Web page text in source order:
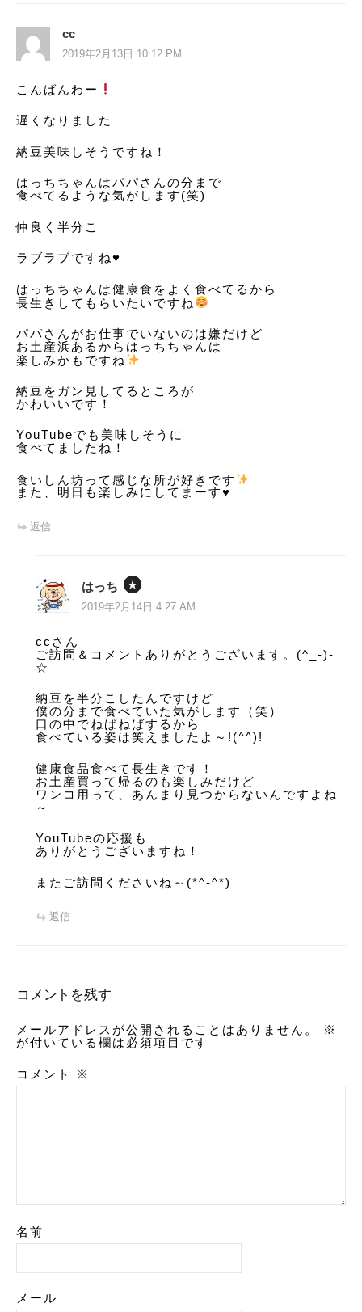
cc
2019年2月13日 10:12 PM
こんばんわー
遅くなりました
納豆美味しそうですね！
はっちちゃんはパパさんの分まで
食べてるような気がします(笑)
仲良く半分こ
ラブラブですね♥️
はっちちゃんは健康食をよく食べてるから
長生きしてもらいたいですね
パパさんがお仕事でいないのは嫌だけど
お土産浜あるからはっちちゃんは
楽しみかもですね
納豆をガン見してるところが
かわいいです！
YouTubeでも美味しそうに
食べてましたね！
食いしん坊って感じな所が好きです
また、明日も楽しみにしてまーす♥️
返信
はっち
2019年2月14日 4:27 AM
ccさん
ご訪問＆コメントありがとうございます。(^_-)-
☆
納豆を半分こしたんですけど
僕の分まで食べていた気がします（笑）
口の中でねばねばするから
食べている姿は笑えましたよ～!(^^)!
健康食品食べて長生きです！
お土産買って帰るのも楽しみだけど
ワンコ用って、あんまり見つからないんですよね
～
YouTubeの応援も
ありがとうございますね！
またご訪問くださいね～(*^-^*)
返信
コメントを残す
メールアドレスが公開されることはありません。
※
が付いている欄は必須項目です
コメント ※
名前
メール